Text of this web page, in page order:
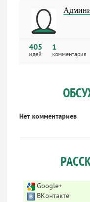
405
идей
1
комментария
Нет комментариев
Google+
ВКонтакте